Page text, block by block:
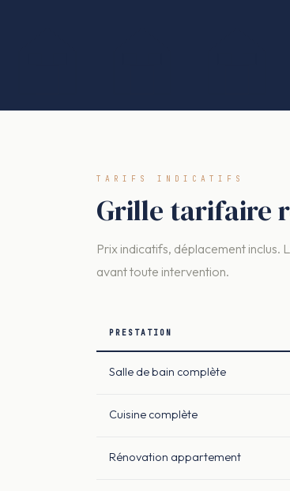
TARIFS INDICATIFS
Grille tarifaire
Prix indicatifs, déplacement inclus.
avant toute intervention.
PRESTATION
Salle de bain complète
Cuisine complète
Rénovation appartement